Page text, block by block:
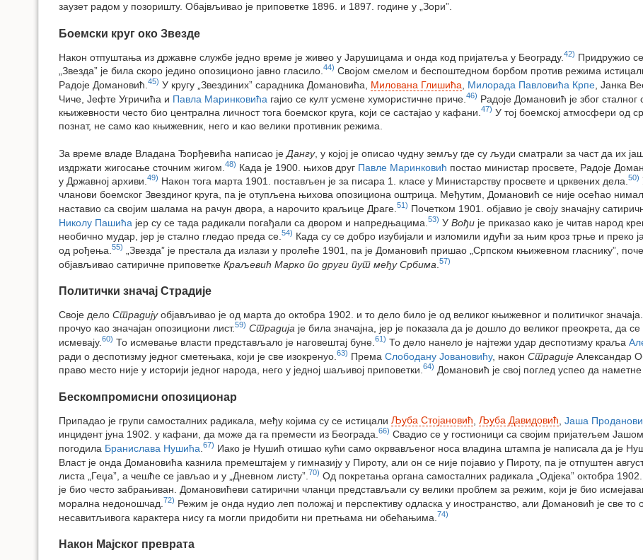
заузет радом у позоришту. Обајвљивао је приповетке 1896. и 1897. године у „Зори”.
Боемски круг око Звезде
Након отпуштања из државне службе једно време је живео у Јарушицама и онда код пријатеља у Београду. 42) Придружио
„Звезда” је била скоро једино опозиционо јавно гласило. 44) Својом смелом и беспоштедном борбом против режима
Радоје Домановић. 45) У кругу „Звездиних” сарадника Домановића, Милована Глишића Милорада Павловића Крпе , Јанка
Чиче, Јефте Угричића и Павла Маринковића гајио се култ усмене хумористичне приче. 46) Радоје Домановић је због
књижевности често био централна личност тога боемског круга, који се састајао у кафани. 47) У тој боемској атмосфери од
познат, не само као књижевник, него и као велики противник режима.
За време владе Владана Ђорђевића написао је Дангу, у којој је описао чудну земљу где су људи сматрали за част да их
издржати жигосање сточним жигом. 48) Када је 1900. њихов друг Павле Маринковић постао министар просвете, Радоје
у Државној архиви. 49) Након тога марта 1901. постављен је за писара 1. класе у Министарству просвете и црквених дела. 50)
чланови боемског Звездиног круга, па је отупљена њихова опозициона оштрица. Међутим, Домановић се није осећао
наставио са својим шалама на рачун двора, а нарочито краљице Драге. 51) Почетком 1901. објавио је своју значајну
Николу Пашића јер су се тада радикали погађали са двором и напредњацима. 53) У Вођи је приказао како је читав народ
необично мудар, јер је стално гледао преда се. 54) Када су се добро изубијали и изломили идући за њим кроз трње и преко
од рођења. 55) „Звезда” је престала да излази у пролеће 1901, па је Домановић пришао „Српском књижевном гласнику”,
објављивао сатиричне приповетке Краљевић Марко по други пут међу Србима 57)
Политички значај Страдије
Своје дело Страдијуобјављивао је од марта до октобра 1902. и то дело било је од великог књижевног и политичког значаја.
прочуо као значајан опозициони лист.59) Страдија је била значајна, јер је показала да је дошло до великог преокрета, да
исмевају. 60) То исмевање власти представљало је наговештај буне. 61) То дело нанело је најтежи удар деспотизму краља
ради о деспотизму једног сметењака, који је све изокренуо. 63) Према Слободану Јовановићу, након Страдије Александар
право место није у историји једног народа, него у једној шаљивој приповетки. 64) Домановић је свој поглед успео да наметне
Бескомпромисни опозиционар
Припадао је групи самосталних радикала, међу којима су се истицали Љуба Стојановић Љуба Давидовић Јаша
инцидент јуна 1902. у кафани, да може да га премести из Београда. 66) Свадио се у гостионици са својим пријатељем
погодила Бранислава Нушића 67) Иако је Нушић отишао кући само окрвављеног носа владина штампа је написала да је
Власт је онда Домановића казнила премештајем у гимназију у Пироту, али он се није појавио у Пироту, па је отпуштен
листа „Геџа”, а чешће се јављао и у „Дневном листу”. 70) Од покретања органа самосталних радикала „Одјека” октобра
је био често забрањиван. Домановићеви сатирични чланци представљали су велики проблем за режим, који је био
морална недоношчад. 72) Режим је онда нудио леп положај и перспективу одласка у иностранство, али Домановић је све
несавитљивога карактера нису га могли придобити ни претњама ни обећањима. 74)
Након Мајског преврата